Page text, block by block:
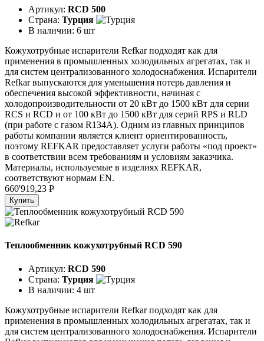
Артикул: RCD 500
Страна: Турция
В наличии: 6 шт
Кожухотрубные испарители Refkar подходят как для
применения в промышленных холодильных агрегатах, так и
для систем централизованного холодоснабжения. Испарители
Refkar выпускаются для уменьшения потерь давления и
обеспечения высокой эффективности, начиная с
холодопроизводительности от 20 кВт до 1500 кВт для серии
RCS и RCD и от 100 кВт до 1500 кВт для серий RPS и RLD
(при работе с газом R134A). Одним из главных принципов
работы компании является клиент ориентированность,
поэтому REFKAR предоставляет услуги работы «под проект»
в соответствии всем требованиям и условиям заказчика.
Материалы, используемые в изделиях REFKAR,
соответствуют нормам EN.
660'919,23 P
Купить
Теплообменник кожухотрубный RCD 590
Артикул: RCD 590
Страна: Турция
В наличии: 4 шт
Кожухотрубные испарители Refkar подходят как для
применения в промышленных холодильных агрегатах, так и
для систем централизованного холодоснабжения. Испарители